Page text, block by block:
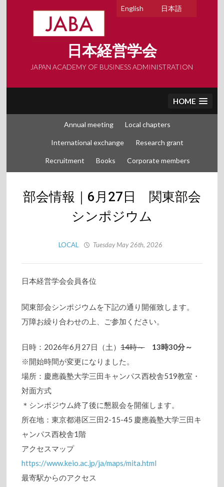
日本語
English
日本経営学会
JAPAN ACADEMY OF BUSINESS ADMINISTRATION
HOME
Annual meeting Local chapters
International exchange Research grant
Recruitment Books Corporate members
部会情報｜6月27日 関東部会
シンポジウム
LOCAL Tuesday May 26th, 2026
日本経営学会会員各位
関東部会シンポジウムを下記の通り開催致します。
万障お繰り合わせの上、ご参加ください。
日時：2026年6月27日（土）14時～
13時30分～
※開始時間が変更になりました。
場所：慶應義塾大学三田キャンパス西校舎519教室・
対面方式
＊シンポジウム終了後に懇親会を開催します。
所在地：東京都港区三田2-15-45 慶應義塾大学三田キ
ャンパス西校舎1階
アクセスマップ
https://www.keio.ac.jp/ja/maps/mita.html
最寄駅からのアクセス